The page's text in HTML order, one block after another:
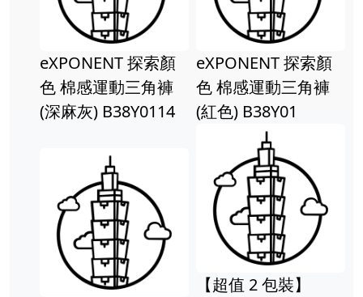
eXPONENT 探索顏
色 棉感運動三角褲
(深麻灰) B38Y0114
eXPONENT 探索顏
色 棉感運動三角褲
(紅色) B38Y01
【超值 2 包裝】